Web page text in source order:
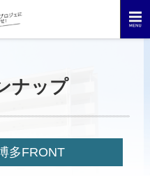
ナップ
多FRONT